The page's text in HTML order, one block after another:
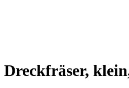
Dreckfräser,